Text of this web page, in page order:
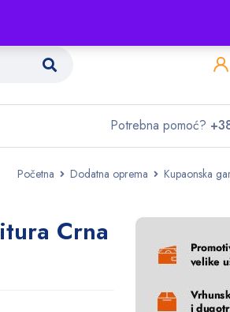
Potrebna pomoć?
Početna Dodatna oprema Kupaonska
Crna